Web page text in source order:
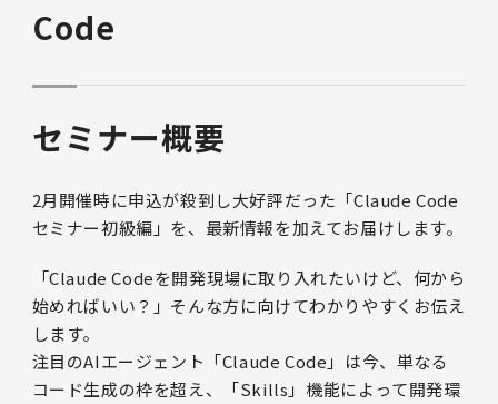
Code
セミナー概要
2月開催時に申込が殺到し大好評だった「Claude Code
セミナー初級編」を、最新情報を加えてお届けします。
「Claude Codeを開発現場に取り入れたいけど、何から
始めればいい？」そんな方に向けてわかりやすくお伝え
します。
注目のAIエージェント「Claude Code」は今、単なる
コード生成の枠を超え、「Skills」機能によって開発環